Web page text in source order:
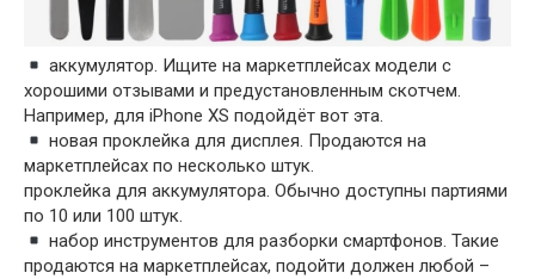
аккумулятор. Ищите на маркетплейсах модели с
хорошими отзывами и предустановленным скотчем.
Например, для iPhone XS подойдёт вот эта.
новая проклейка для дисплея. Продаются на
маркетплейсах по несколько штук.
проклейка для аккумулятора. Обычно доступны партиями
по 10 или 100 штук.
набор инструментов для разборки смартфонов. Такие
продаются на маркетплейсах, подойти должен любой –